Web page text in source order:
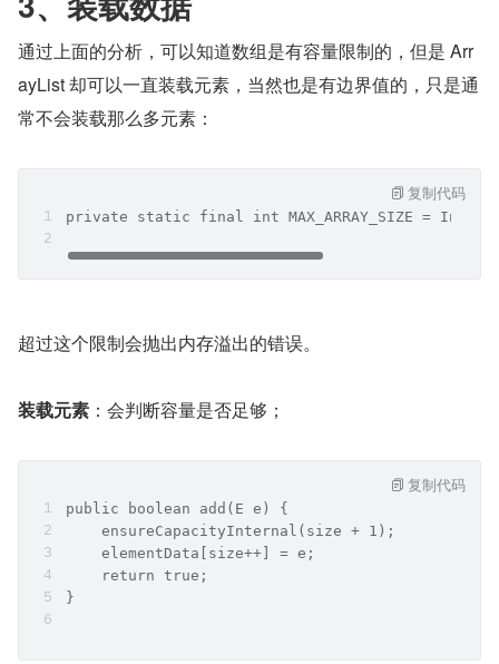
通过上面的分析，可以知道数组是有容量限制的，但是 Arr
ayList 却可以一直装载元素，当然也是有边界值的，只是通
常不会装载那么多元素：
private static final int MAX_ARRAY_SIZE =
复制代码
超过这个限制会抛出内存溢出的错误。
装载元素 ：会判断容量是否足够；
public boolean add(E e) {
    ensureCapacityInternal(size + 1);
    elementData[size++] = e;
    return true;
}
复制代码